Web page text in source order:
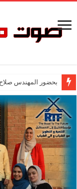
بحضور المهندس